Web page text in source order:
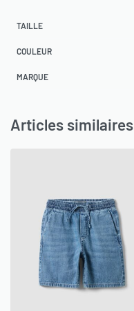
TAILLE
COULEUR
MARQUE
Articles similaires